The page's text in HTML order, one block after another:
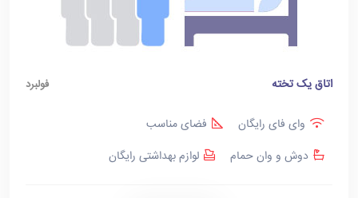
اتاق یک تخته فولبرد
وای فای رایگان
فضای مناسب
دوش و وان حمام
لوازم بهداشتی رایگان